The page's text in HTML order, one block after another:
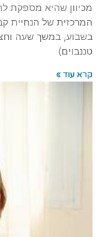
מכיוון שהיא מספקת
המרכזית של הנחיית
בשבוע, במשך שעה
טננבוים)
קרא עוד »